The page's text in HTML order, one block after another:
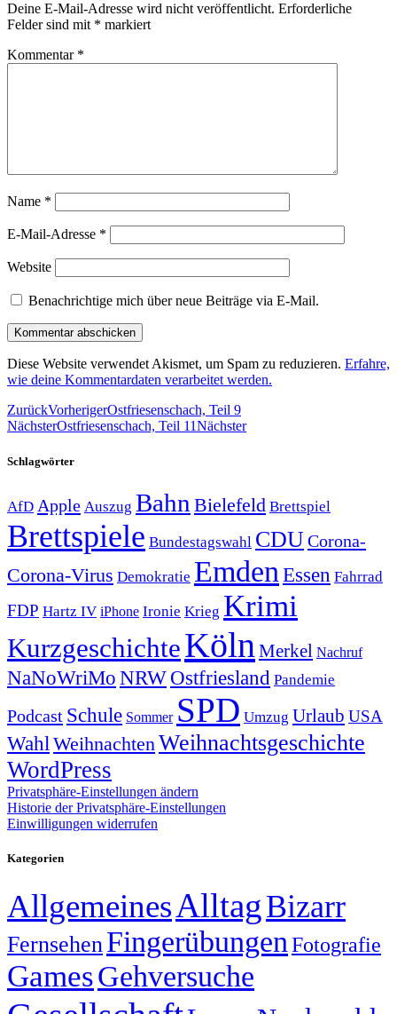
Deine E-Mail-Adresse wird nicht veröffentlicht. Erforderliche
Felder sind mit * markiert
Kommentar *
Name *
E-Mail-Adresse *
Website
Benachrichtige mich über neue Beiträge via E-Mail.
Diese Website verwendet Akismet, um Spam zu reduzieren. Erfahre,
wie deine Kommentardaten verarbeitet werden.
ZurückVorherigerOstfriesenschach, Teil 9
NächsterOstfriesenschach, Teil 11Nächster
Schlagwörter
AfD Apple Auszug Bahn Bielefeld Brettspiel
Brettspiele Bundestagswahl CDUCorona-
Corona-Virus Demokratie Emden Essen Fahrrad
FDP Hartz IV iPhone Ironie Krieg Krimi
KurzgeschichteKöln Merkel Nachruf
NaNoWriMo NRWOstfriesland Pandemie
Podcast Schule Sommer SPD Umzug Urlaub USA
Wahl Weihnachten Weihnachtsgeschichte
WordPress
Privatsphäre-Einstellungen ändern
Historie der Privatsphäre-Einstellungen
Einwilligungen widerrufen
Kategorien
AllgemeinesAlltagBizarr
FernsehenFingerübungen Fotografie
GamesGehversuche